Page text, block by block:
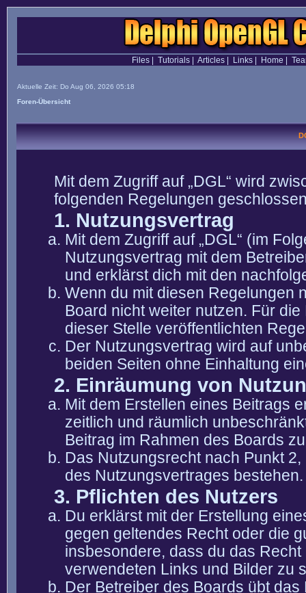
Files| Tutorials| Articles| Links| Home
Aktuelle Zeit: Do Aug 06, 2026 05:18
Foren-Übersicht
Mit dem Zugriff auf „DGL“ wird
folgenden Regelungen
1. Nutzungsvertrag
Mit dem Zugriff auf „DGL“ (im
Nutzungsvertrag mit dem
und erklärst dich mit den
Wenn du mit diesen Regelungen
Board nicht weiter nutzen. Für
dieser Stelle veröffentlichten
Der Nutzungsvertrag wird auf
beiden Seiten ohne Einhaltung
2. Einräumung von
Mit dem Erstellen eines Beitrags
zeitlich und räumlich
Beitrag im Rahmen des Boards
Das Nutzungsrecht nach Punkt
des Nutzungsvertrages bestehen.
3. Pflichten des Nutzers
Du erklärst mit der Erstellung
gegen geltendes Recht oder die
insbesondere, dass du das
verwendeten Links und Bilder zu
Der Betreiber des Boards übt